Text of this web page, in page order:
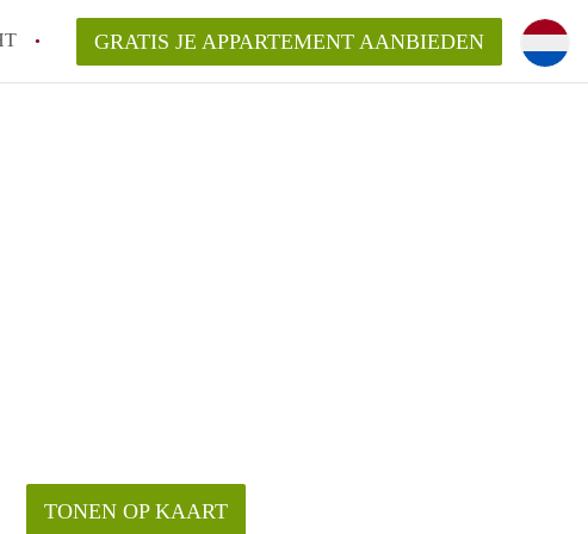
GRATIS JE APPARTEMENT AANBIEDEN
TONEN OP KAART